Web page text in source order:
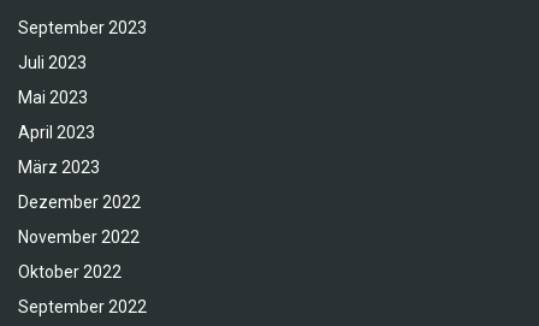
September 2023
Juli 2023
Mai 2023
April 2023
März 2023
Dezember 2022
November 2022
Oktober 2022
September 2022